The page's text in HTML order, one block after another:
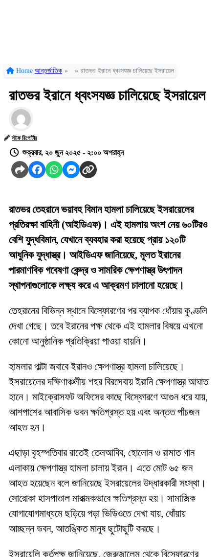
Home আন্তর্জাতিক » » রাতভর ইরানে ধ্বংসযজ্ঞ চালিয়েছে ইসরায়েল
রাতভর ইরানে ধ্বংসযজ্ঞ চালিয়েছে ইসরায়েল
স্টাফ রিপোর্টার
শুক্রবার, ২০ জুন ২০২৫ - ২:০০ অপরাহ্ন
রাতভর তেহরানে ভয়াবহ বিমান হামলা চালিয়েছে ইসরায়েলের
প্রতিরক্ষা বাহিনী (আইডিএফ)। এই হামলায় অংশ নেয় ৬০টিরও
বেশি যুদ্ধবিমান, যেখানে ব্যবহার করা হয়েছে প্রায় ১২০টি
আধুনিক যুদ্ধাস্ত্র। আইডিএফ জানিয়েছে, মূলত ইরানের
পারমাণবিক গবেষণা কেন্দ্র ও সামরিক ক্ষেপণাস্ত্র উৎপাদন
স্থাপনাগুলোকে লক্ষ্য করে এ আক্রমণ চালানো হয়েছে।
তেহরানের বিভিন্ন স্থানে বিস্ফোরণের পর ব্যাপক ধোঁয়ার কুণ্ডলি
দেখা গেছে। তবে ইরানের পক্ষ থেকে এই হামলার বিষয়ে এখনো
কোনো আনুষ্ঠানিক প্রতিক্রিয়া পাওয়া যায়নি।
হামলার পাল্টা জবাবে ইরানও ক্ষেপণাস্ত্র হামলা চালিয়েছে।
ইসরায়েলের দক্ষিণাঞ্চলীয় শহর বিরসেবায় ইরানি ক্ষেপণাস্ত্র আঘাত
হানে। মাইক্রোসফট অফিসের কাছে বিস্ফোরণে আগুন ধরে যায়,
আশপাশের আবাসিক ভবন ক্ষতিগ্রস্ত হয় এবং অন্তত পাঁচজন
আহত হন।
এছাড়া বৃহস্পতিবার রাতেই তেলআবিব, হোলোন ও রামাত গান
এলাকায় ক্ষেপণাস্ত্র হামলা চালায় ইরান। এতে মোট ৬৫ জন
আহত হয়েছেন বলে জানিয়েছে ইসরায়েলের উদ্ধারকারী সংস্থা।
সোরোকা হাসপাতাল মারাত্মকভাবে ক্ষতিগ্রস্ত হয়। সামাজিক
যোগাযোগমাধ্যমে ছড়িয়ে পড়া ভিডিওতে দেখা যায়, ধোঁয়ায়
আচ্ছন্ন ভবন, আতঙ্কিত মানুষ ছুটোছুটি করছে।
ইসরায়েলি কর্তৃপক্ষ জানিয়েছে, জেরুজালেম থেকে বিস্ফোরণের